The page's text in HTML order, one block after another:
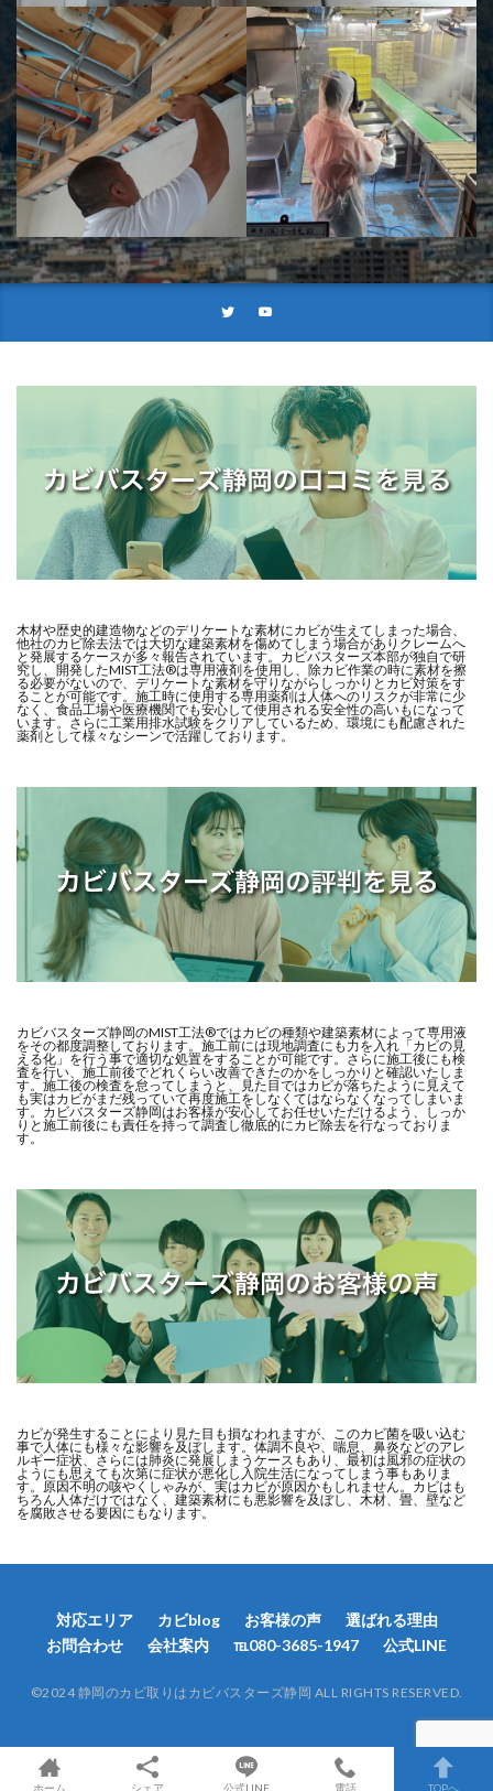
木材や歴史的建造物などのデリケートな素材にカビが生えてしまった場合、
他社のカビ除去法では大切な建築素材を傷めてしまう場合がありクレームへ
と発展するケースが多々報告されています。カビバスターズ本部が独自で研
究し、開発したMIST工法®は専用液剤を使用し、除カビ作業の時に素材を擦
る必要がないので、デリケートな素材を守りながらしっかりとカビ対策をす
ることが可能です。施工時に使用する専用薬剤は人体へのリスクが非常に少
なく、食品工場や医療機関でも安心して使用される安全性の高いもになって
います。さらに工業用排水試験をクリアしているため、環境にも配慮された
薬剤として様々なシーンで活躍しております。
カビバスターズ静岡のMIST工法®ではカビの種類や建築素材によって専用液
をその都度調整しております。施工前には現地調査にも力を入れ「カビの見
える化」を行う事で適切な処置をすることが可能です。さらに施工後にも検
査を行い、施工前後でどれくらい改善できたのかをしっかりと確認いたしま
す。施工後の検査を怠ってしまうと、見た目ではカビが落ちたように見えて
も実はカビがまだ残っていて再度施工をしなくてはならなくなってしまいま
す。カビバスターズ静岡はお客様が安心してお任せいただけるよう、しっか
りと施工前後にも責任を持って調査し徹底的にカビ除去を行なっておりま
す。
カビが発生することにより見た目も損なわれますが、このカビ菌を吸い込む
事で人体にも様々な影響を及ぼします。体調不良や、喘息、鼻炎などのアレ
ルギー症状、さらには肺炎に発展しまうケースもあり、最初は風邪の症状の
ようにも思えても次第に症状が悪化し入院生活になってしまう事もありま
す。原因不明の咳やくしゃみが、実はカビが原因かもしれません。カビはも
ちろん人体だけではなく、建築素材にも悪影響を及ぼし、木材、畳、壁など
を腐敗させる要因にもなります。
対応エリア カビblog お客様の声
選ばれる理由
お問合わせ
会社案内 ℡080-3685-1947 公式LINE
©︎2024 静岡のカビ取りはカビバスターズ静岡 ALL RIGHTS RESERVED.
ホーム シェア 公式LINE 電話 TOPへ